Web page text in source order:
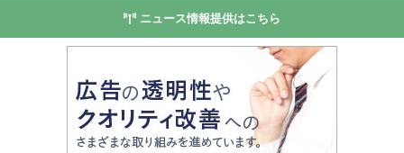
ニュース情報提供はこちら